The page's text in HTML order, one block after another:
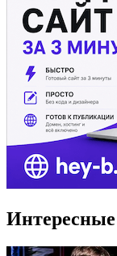
Интересные